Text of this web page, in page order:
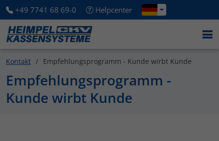
+49 7741 68 69-0 Helpcenter
Kontakt Empfehlungsprogramm - Kunde wirbt Kunde
Empfehlungsprogramm -
Kunde wirbt Kunde